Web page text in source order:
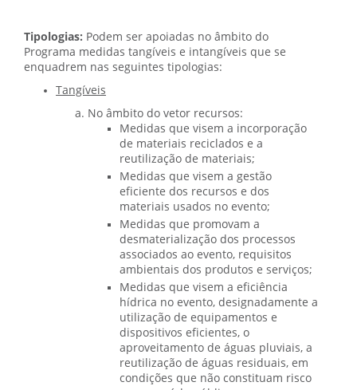
Tipologias: Podem ser apoiadas no âmbito do
Programa medidas tangíveis e intangíveis que se
enquadrem nas seguintes tipologias:
Tangíveis
No âmbito do vetor recursos:
Medidas que visem a incorporação
de materiais reciclados e a
reutilização de materiais;
Medidas que visem a gestão
eficiente dos recursos e dos
materiais usados no evento;
Medidas que promovam a
desmaterialização dos processos
associados ao evento, requisitos
ambientais dos produtos e serviços;
Medidas que visem a eficiência
hídrica no evento, designadamente a
utilização de equipamentos e
dispositivos eficientes, o
aproveitamento de águas pluviais, a
reutilização de águas residuais, em
condições que não constituam risco